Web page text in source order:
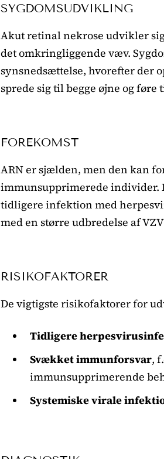
SYGDOMSUDVIKLING
Akut retinal nekrose udvikler
det omkringliggende væv.
synsnedsættelse, hvorefter der
sprede sig til begge øjne og
FOREKOMST
ARN er sjælden, men den kan
immunsupprimerede individer.
tidligere infektion med
med en større udbredelse af VZV
RISIKOFAKTORER
De vigtigste risikofaktorer for
Tidligere
Svækket immunforsvar,
immunsupprimerende
Systemiske virale